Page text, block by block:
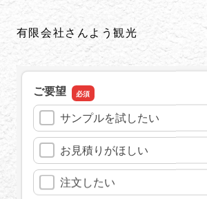
有限会社さんよう観光